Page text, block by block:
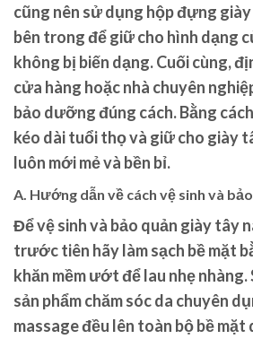
cũng nên sử dụng hộp đựng
bên trong để giữ cho hình dạng
không bị biến dạng. Cuối cùng,
cửa hàng hoặc nhà chuyên
bảo dưỡng đúng cách. Bằng
kéo dài tuổi thọ và giữ cho giày
luôn mới mẻ và bền bỉ.
A. Hướng dẫn về cách vệ sinh và
Để vệ sinh và bảo quản giày tây
trước tiên hãy làm sạch bề mặt
khăn mềm ướt để lau nhẹ nhàng.
sản phẩm chăm sóc da chuyên
massage đều lên toàn bộ bề